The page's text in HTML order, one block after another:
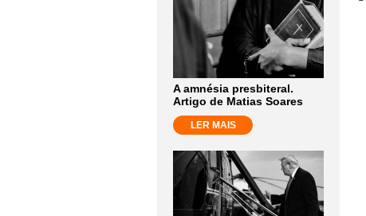
A amnésia presbiteral.
Artigo de Matias Soares
LER MAIS